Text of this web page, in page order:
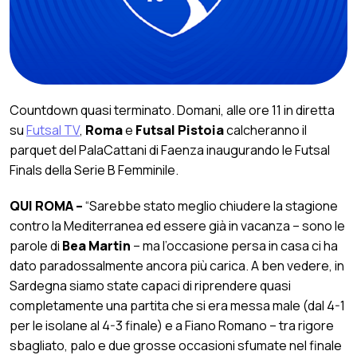
Countdown quasi terminato. Domani, alle ore 11 in diretta
suFutsal TV, Romae Futsal Pistoiacalcheranno il
parquet del PalaCattani di Faenza inaugurando le Futsal
Finals della Serie B Femminile.
QUI ROMA –“Sarebbe stato meglio chiudere la stagione
contro la Mediterranea ed essere già in vacanza – sono le
parole di Bea Martin – ma l’occasione persa in casa ci ha
dato paradossalmente ancora più carica. A ben vedere, in
Sardegna siamo state capaci di riprendere quasi
completamente una partita che si era messa male (dal 4-1
per le isolane al 4-3 finale) e a Fiano Romano – tra rigore
sbagliato, palo e due grosse occasioni sfumate nel finale